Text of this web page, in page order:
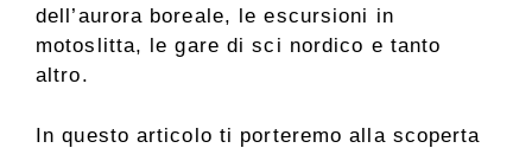
dell’aurora boreale, le escursioni in
motoslitta, le gare di sci nordico e tanto
altro.
In questo articolo ti porteremo alla scoperta